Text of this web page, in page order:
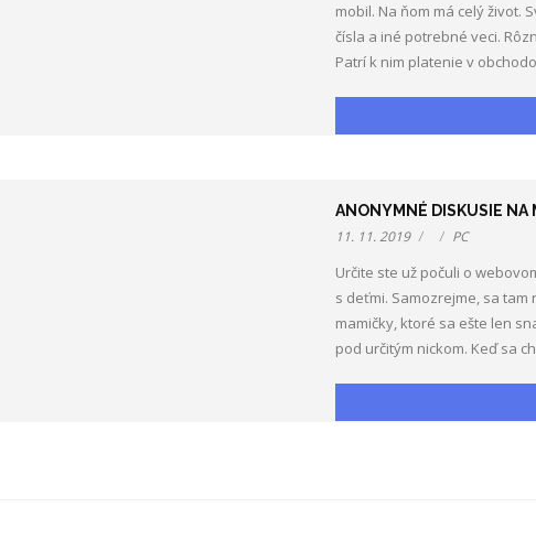
mobil. Na ňom má celý život.
čísla a iné potrebné veci.
Patrí k nim platenie v
ANONYMNÉ DISKUSIE NA
11. 11. 2019 PC
Určite ste už počuli o
s deťmi. Samozrejme, sa
mamičky, ktoré sa ešte len
pod určitým nickom. Keď sa